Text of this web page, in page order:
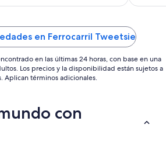
Fork
en Ferrocarril Tweetsie
en las últimas 24 horas, con base en una
Los precios y la disponibilidad están sujetos a
Aplican términos adicionales.
con